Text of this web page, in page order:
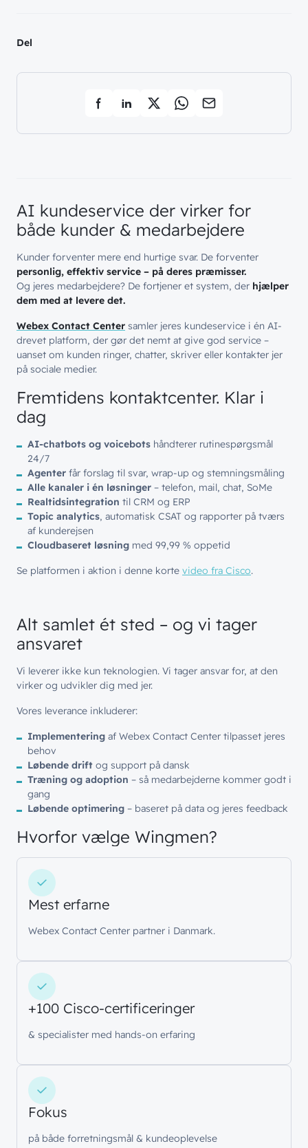
Hvad vi gør
Splunk
Job & Karriere
Bæredygtighed
// BLIV INSPIRERET
Nyheder & presse
Events
Del
AI kundeservice der virker for
både kunder & medarbejdere
Kunder forventer mere end hurtige svar. De forventer
personlig, effektiv service – på deres præmisser.
Og jeres medarbejdere? De fortjener et system, der hjælper
dem med at levere det.
Webex Contact Center samler jeres kundeservice i én AI-
drevet platform, der gør det nemt at give god service –
uanset om kunden ringer, chatter, skriver eller kontakter jer
på sociale medier.
Fremtidens kontaktcenter. Klar i
dag
AI-chatbots og voicebots håndterer rutinespørgsmål
24/7
Agenter får forslag til svar, wrap-up og stemningsmåling
Alle kanaler i én løsninger – telefon, mail, chat, SoMe
Realtidsintegration til CRM og ERP
Topic analytics, automatisk CSAT og rapporter på tværs
af kunderejsen
Cloudbaseret løsning med 99,99 % oppetid
Se platformen i aktion i denne korte video fra Cisco.
Alt samlet ét sted – og vi tager
ansvaret
Vi leverer ikke kun teknologien. Vi tager ansvar for, at den
virker og udvikler dig med jer.
Vores leverance inkluderer:
Implementering af Webex Contact Center tilpasset jeres
behov
Løbende drift og support på dansk
Træning og adoption – så medarbejderne kommer godt i
gang
Løbende optimering – baseret på data og jeres feedback
Hvorfor vælge Wingmen?
Mest erfarne
Webex Contact Center partner i Danmark.
+100 Cisco-certificeringer
& specialister med hands-on erfaring
Fokus
på både forretningsmål & kundeoplevelse